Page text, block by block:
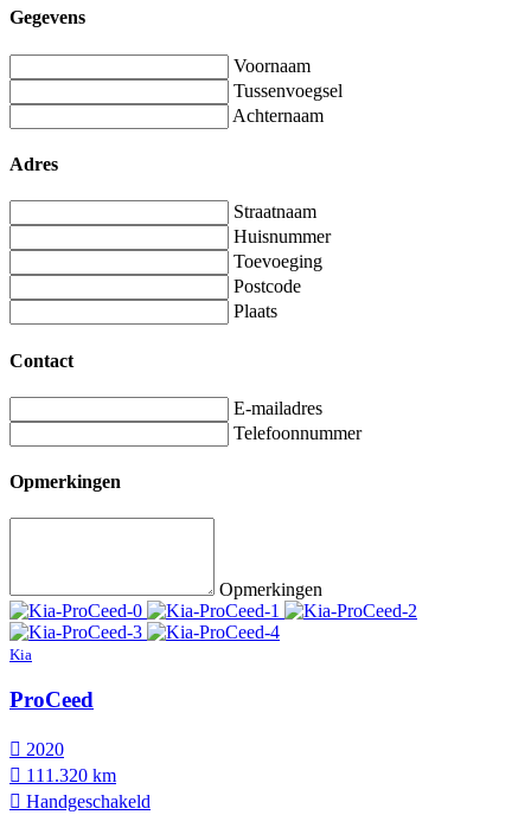
Gegevens
Voornaam
Tussenvoegsel
Achternaam
Adres
Straatnaam
Huisnummer
Toevoeging
Postcode
Plaats
Contact
E-mailadres
Telefoonnummer
Opmerkingen
Opmerkingen
Kia
ProCeed
2020
111.320 km
Hand­geschakeld